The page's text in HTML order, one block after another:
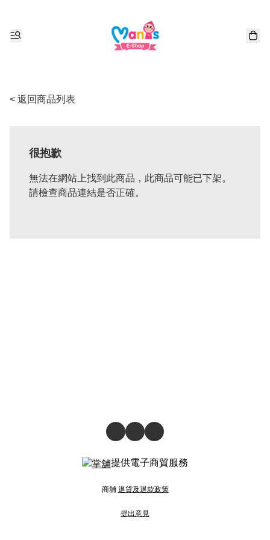
< 返回商品列表
很抱歉
無法在網站上找到此商品，此商品可能已下架。
請檢查商品連結是否正確。
提供電子商貿服務
商舖 退貨及退款政策
提出意見